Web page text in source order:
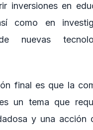
inversiones en
como en
nuevas
final es que la
un tema que
y una acción